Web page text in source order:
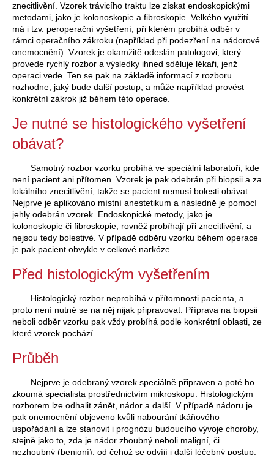
znecitlivění. Vzorek trávicího traktu lze získat endoskopickými
metodami, jako je kolonoskopie a fibroskopie. Velkého využití
má i tzv. peroperační vyšetření, při kterém probíhá odběr v
rámci operačního zákroku (například při podezření na nádorové
onemocnění). Vzorek je okamžitě odeslán patologovi, který
provede rychlý rozbor a výsledky ihned sděluje lékaři, jenž
operaci vede. Ten se pak na základě informací z rozboru
rozhodne, jaký bude další postup, a může například provést
konkrétní zákrok již během této operace.
Je nutné se histologického vyšetření
obávat?
Samotný rozbor vzorku probíhá ve speciální laboratoři, kde
není pacient ani přítomen. Vzorek je pak odebrán při biopsii a za
lokálního znecitlivění, takže se pacient nemusí bolesti obávat.
Nejprve je aplikováno místní anestetikum a následně je pomocí
jehly odebrán vzorek. Endoskopické metody, jako je
kolonoskopie či fibroskopie, rovněž probíhají při znecitlivění, a
nejsou tedy bolestivé. V případě odběru vzorku během operace
je pak pacient obvykle v celkové narkóze.
Před histologickým vyšetřením
Histologický rozbor neprobíhá v přítomnosti pacienta, a
proto není nutné se na něj nijak připravovat. Příprava na biopsii
neboli odběr vzorku pak vždy probíhá podle konkrétní oblasti, ze
které vzorek pochází.
Průběh
Nejprve je odebraný vzorek speciálně připraven a poté ho
zkoumá specialista prostřednictvím mikroskopu. Histologickým
rozborem lze odhalit zánět, nádor a další. V případě nádoru je
pak onemocnění objeveno kvůli nabourání tkáňového
uspořádání a lze stanovit i prognózu budoucího vývoje choroby,
stejně jako to, zda je nádor zhoubný neboli maligní, či
nezhoubný (benigní), od čehož se odvíjí i další léčebný postup.